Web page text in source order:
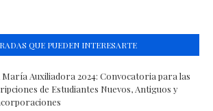
QUE PUEDEN INTERESARTE
María Auxiliadora 2024: Convocatoria para las
de Estudiantes Nuevos, Antiguos y